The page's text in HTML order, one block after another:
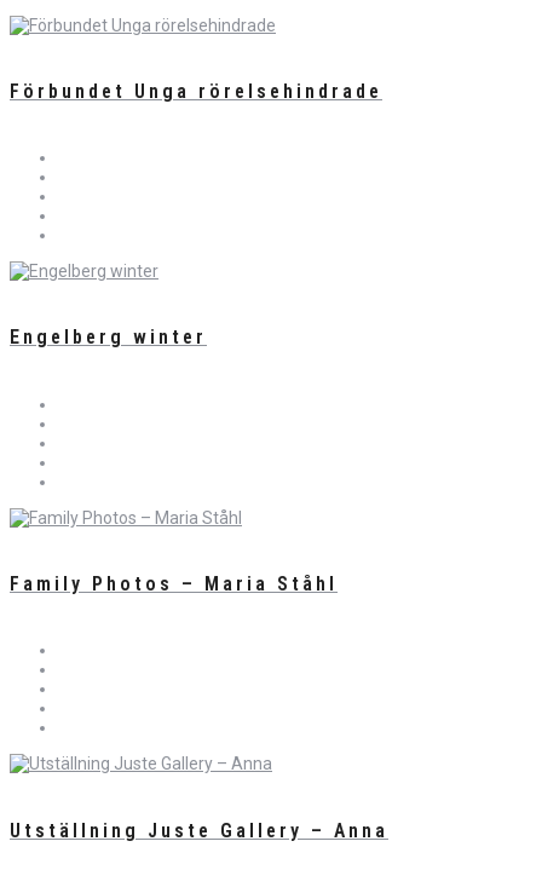
Förbundet Unga rörelsehindrade
Engelberg winter
Family Photos – Maria Ståhl
Utställning Juste Gallery – Anna